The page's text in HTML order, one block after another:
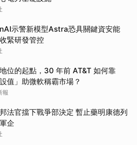
示警新模型Astra恐具關鍵資安能
緊研發管控
位的起點，30 年前 AT&T 如何靠
設值」助微軟稱霸市場？
報
法官擋下戰爭部決定 暫止藥明康德列
企